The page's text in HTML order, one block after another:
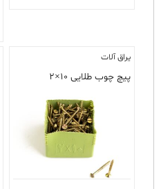
یراق آلات
پیچ چوب طلایی ۱۰×۲